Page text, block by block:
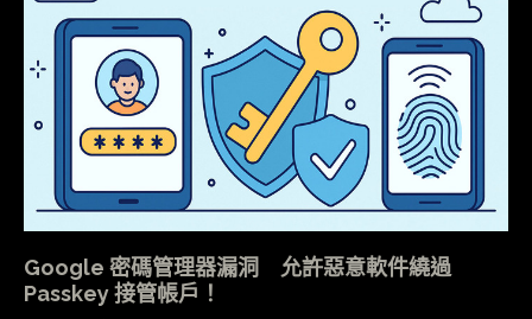
Google 密碼管理器漏洞 允許惡意軟件繞過
Passkey 接管帳戶！